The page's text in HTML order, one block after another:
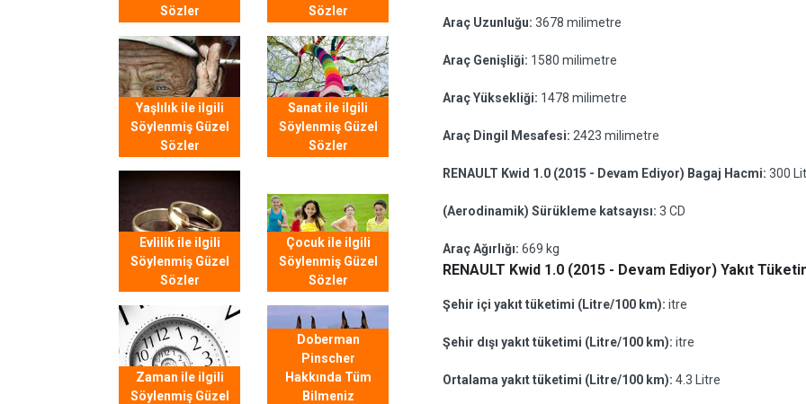
Sözler
Sözler
Yaşlılık ile ilgili
Söylenmiş Güzel
Sözler
Sanat ile ilgili
Söylenmiş Güzel
Sözler
Evlilik ile ilgili
Söylenmiş Güzel
Sözler
Çocuk ile ilgili
Söylenmiş Güzel
Sözler
Zaman ile ilgili
Söylenmiş Güzel
Doberman
Pinscher
Hakkında Tüm
Bilmeniz
Araç Uzunluğu: 3678 milimetre
Araç Genişliği: 1580 milimetre
Araç Yüksekliği: 1478 milimetre
Araç Dingil Mesafesi: 2423 milimetre
RENAULT Kwid 1.0 (2015 - Devam Ediyor) Bagaj Hacmi: 300
(Aerodinamik) Sürükleme katsayısı: 3 CD
Araç Ağırlığı: 669 kg
RENAULT Kwid 1.0 (2015 - Devam Ediyor) Yakıt
Şehir içi yakıt tüketimi (Litre/100 km): itre
Şehir dışı yakıt tüketimi (Litre/100 km): itre
Ortalama yakıt tüketimi (Litre/100 km): 4.3 Litre